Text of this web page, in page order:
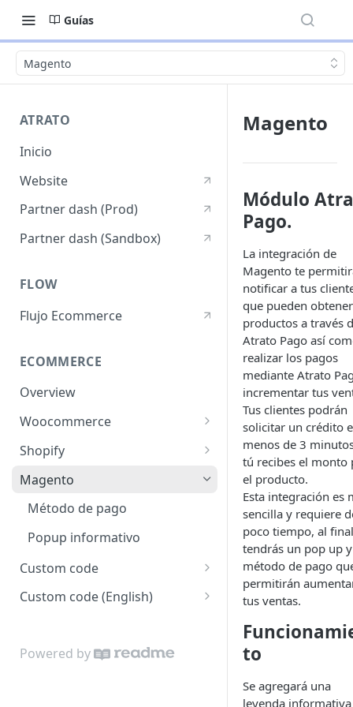
Guías
Magento
ATRATO
Inicio
Website
Partner dash (Prod)
Partner dash (Sandbox)
FLOW
Flujo Ecommerce
ECOMMERCE
Overview
Woocommerce
Método de pago
Popup informativo
Shopify
Método de Pago
Popup informativo
Magento
Método de pago
Popup informativo
Custom code
Popup informativo
Webhook
Custom code (English)
Payment Method
Powered by
Magento
Módulo
Pago.
La integración de
Magento te
notificar a tus
que pueden
productos a través
Atrato Pago así
realizar los pagos
mediante Atrato
incrementar tus
Tus clientes podrán
solicitar un crédito
menos de 3
tú recibes el monto
el producto.
Esta integración es
sencilla y requiere
poco tiempo, al
tendrás un pop up
método de pago
permitirán
tus ventas.
to
Se agregará una
leyenda